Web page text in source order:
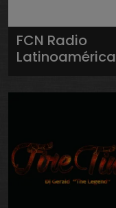
FCN Radio
Latinoamérica